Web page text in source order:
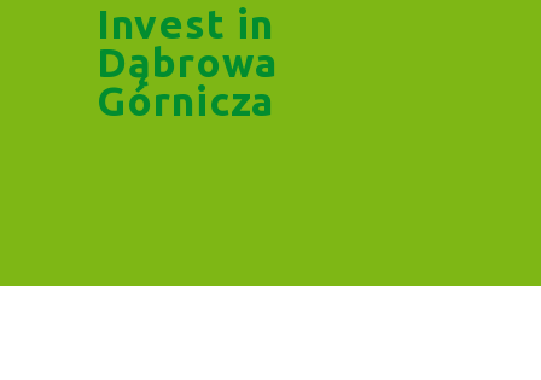
Invest in
Dąbrowa
Górnicza